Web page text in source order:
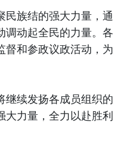
民族结的强大力量，通
调动起全民的力量。各
督和参政议政活动，为
继续发扬各成员组织的
大力量，全力以赴胜利